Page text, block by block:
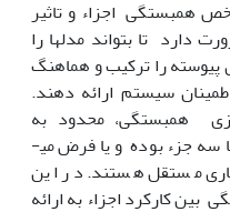
همبستگی اجزاء و تاثیر
دارد تا بتواند مدل­ها را
پیوسته را ترکیب و هماهنگ
سیستم ارائه دهند.
همبستگی، محدود به
جزء بوده و یا فرض می­
مستقل هستند. در این
کارکرد اجزاء به ارائه